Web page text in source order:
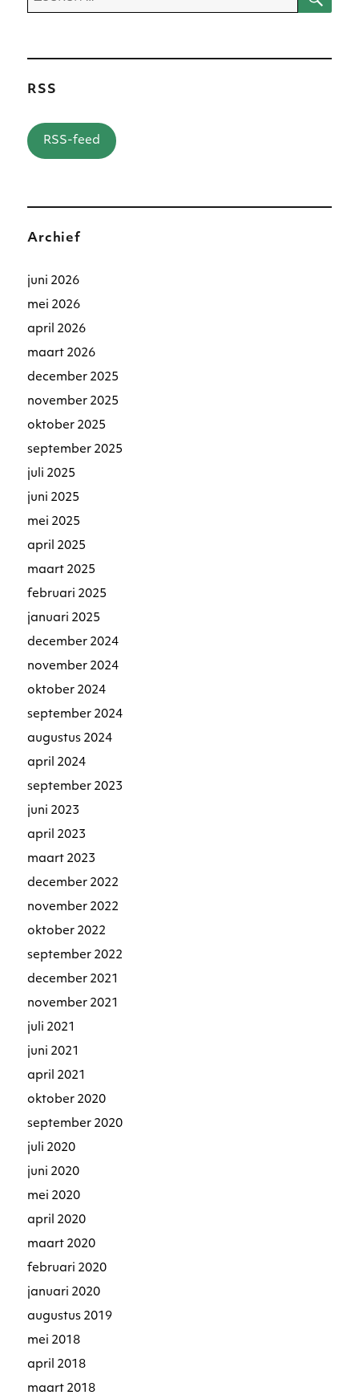
naar:
RSS
RSS-feed
Archief
juni 2026
mei 2026
april 2026
maart 2026
december 2025
november 2025
oktober 2025
september 2025
juli 2025
juni 2025
mei 2025
april 2025
maart 2025
februari 2025
januari 2025
december 2024
november 2024
oktober 2024
september 2024
augustus 2024
april 2024
september 2023
juni 2023
april 2023
maart 2023
december 2022
november 2022
oktober 2022
september 2022
december 2021
november 2021
juli 2021
juni 2021
april 2021
oktober 2020
september 2020
juli 2020
juni 2020
mei 2020
april 2020
maart 2020
februari 2020
januari 2020
augustus 2019
mei 2018
april 2018
maart 2018